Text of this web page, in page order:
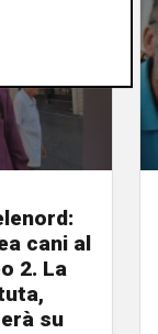
cani al
2. La
su